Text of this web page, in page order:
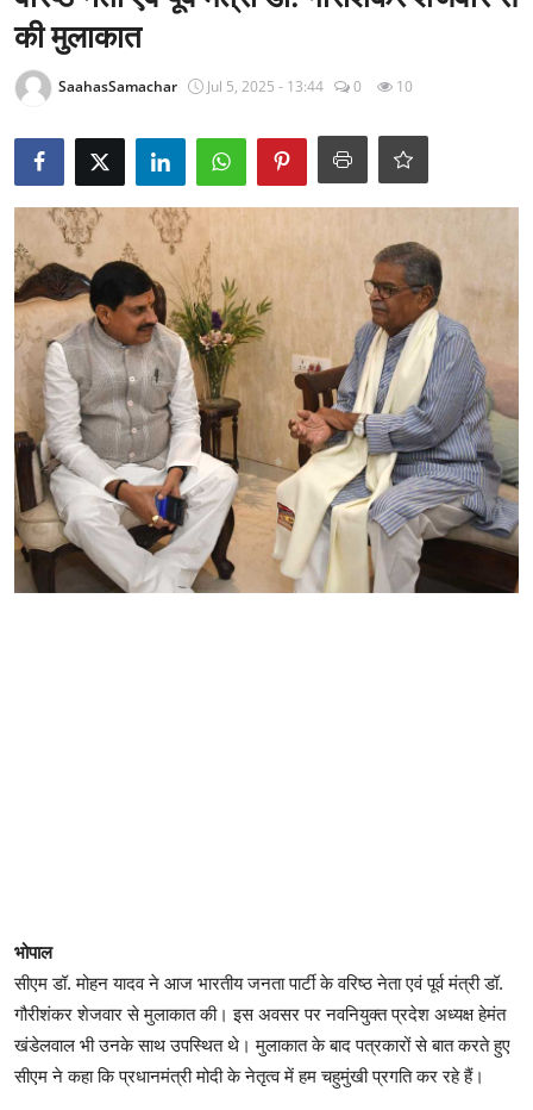
राजनीति
खेल
Epaper
धर्म
लाइफस्टाइल
टेक
की मुलाकात
SaahasSamachar Jul 5, 2025 - 13:44 0 10
भोपाल
सीएम डॉ. मोहन यादव ने आज भारतीय जनता पार्टी के वरिष्ठ नेता एवं पूर्व मंत्री डॉ.
गौरीशंकर शेजवार से मुलाकात की। इस अवसर पर नवनियुक्त प्रदेश अध्यक्ष हेमंत
खंडेलवाल भी उनके साथ उपस्थित थे। मुलाकात के बाद पत्रकारों से बात करते हुए
सीएम ने कहा कि प्रधानमंत्री मोदी के नेतृत्व में हम चहुमुंखी प्रगति कर रहे हैं।